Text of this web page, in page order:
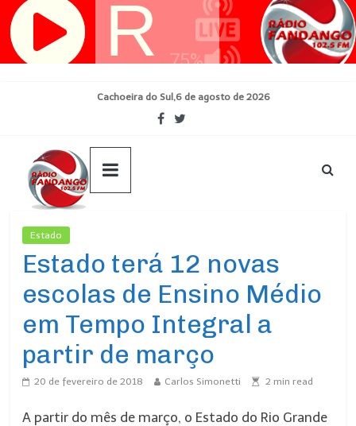
Pular
para
Cachoeira do Sul,6 de agosto de 2026
Estado
Estado terá 12 novas
escolas de Ensino Médio
em Tempo Integral a
partir de março
20 de fevereiro de 2018 Carlos Simonetti 2 min read
A partir do mês de março, o Estado do Rio Grande